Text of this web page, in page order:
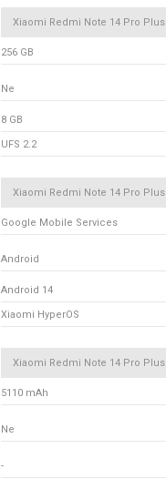
Xiaomi Redmi Note 14 Pro Plus
256 GB
Ne
8 GB
UFS 2.2
Xiaomi Redmi Note 14 Pro Plus
Google Mobile Services
Android
Android 14
Xiaomi HyperOS
Xiaomi Redmi Note 14 Pro Plus
5110 mAh
Ne
-